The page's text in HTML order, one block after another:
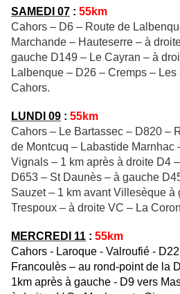
SAMEDI 07 : 55km
Cahors – D6 – Route de
Marchande – Hauteserre – à
gauche D149 – Le Cayran – à
Lalbenque – D26 – Cremps –
Cahors.
LUNDI 09 : 55km
Cahors – Le Bartassec – D820 –
de Montcuq – Labastide Marnhac
Vignals – 1 km après à droite D4
D653 – St Daunès – à gauche
Sauzet – 1 km avant Villesèque à
Trespoux – à droite VC – La
MERCREDI 11 : 55km
Cahors - Laroque - Valroufié -
Francoulès – au rond-point de la
1km après à gauche - D9 vers